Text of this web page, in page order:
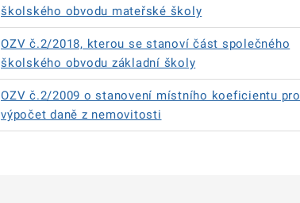
školského obvodu mateřské školy
OZV č.2/2018, kterou se stanoví část společného
školského obvodu základní školy
OZV č.2/2009 o stanovení místního koeficientu pro
výpočet daně z nemovitosti